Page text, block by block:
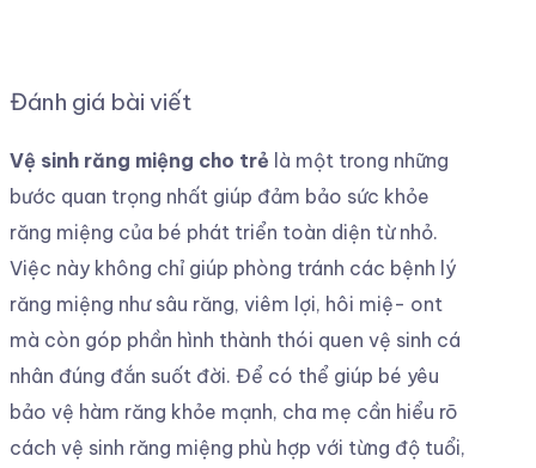
Đánh giá bài viết
Vệ sinh răng miệng cho trẻ là một trong những
bước quan trọng nhất giúp đảm bảo sức khỏe
răng miệng của bé phát triển toàn diện từ nhỏ.
Việc này không chỉ giúp phòng tránh các bệnh lý
răng miệng như sâu răng, viêm lợi, hôi miệ- ont
mà còn góp phần hình thành thói quen vệ sinh cá
nhân đúng đắn suốt đời. Để có thể giúp bé yêu
bảo vệ hàm răng khỏe mạnh, cha mẹ cần hiểu rõ
cách vệ sinh răng miệng phù hợp với từng độ tuổi,